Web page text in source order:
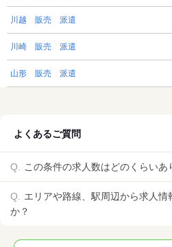
川越 販売 派遣
川崎 販売 派遣
山形 販売 派遣
よくあるご質問
この条件の求人数はどのくらいあ
エリアや路線、駅周辺から求人情
か？